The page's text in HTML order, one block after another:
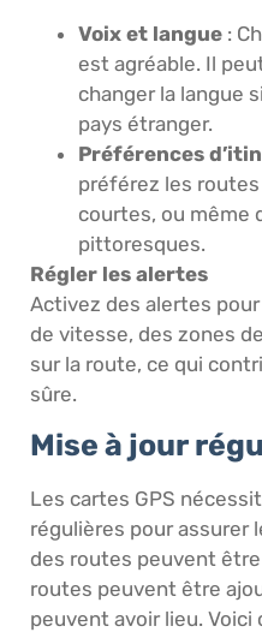
Voix et langue :
est agréable. Il
changer la langue
pays étranger.
Préférences
préférez les
courtes, ou même
pittoresques.
Régler les alertes
Activez des alertes
de vitesse, des zones
sur la route, ce qui
sûre.
Mise à jour
Les cartes GPS
régulières pour assurer
des routes peuvent
routes peuvent être
peuvent avoir lieu. Voici